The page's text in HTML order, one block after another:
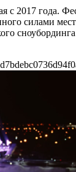
2017 года.
силами